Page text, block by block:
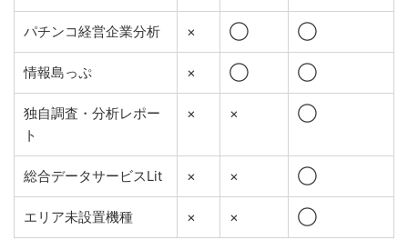
パチンコ経営企業分析 × ◯ ◯
情報島っぷ × ◯ ◯
独自調査・分析レポー
ト
× × ◯
総合データサービスLit × × ◯
エリア未設置機種 × × ◯